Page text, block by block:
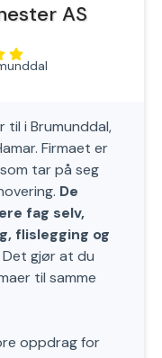
AS
til i Brumunddal,
Firmaet er
tar på seg
De
fag selv,
flislegging og
Det gjør at du
til samme
oppdrag for